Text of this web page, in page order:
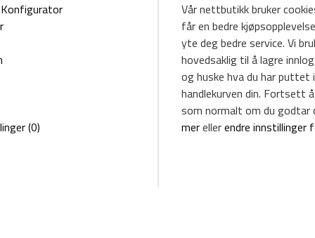
Konfigurator
(0)
Vår nettbutikk bruker
får en bedre
yte deg bedre service. Vi
hovedsaklig til å lagre
og huske hva du har puttet i
handlekurven din. Fortsett
som normalt om du godtar
merellerendre innstillinger